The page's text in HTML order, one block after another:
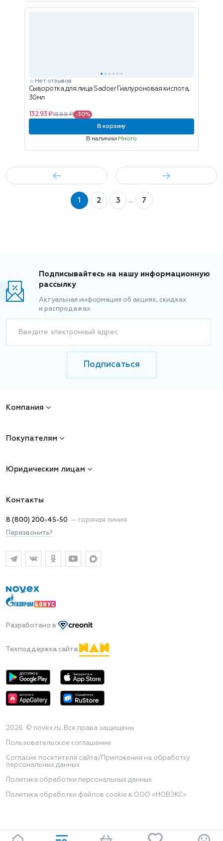
Нет отзывов
Сыворотка для лица Sadoer Гиалуроновая кислота,
30мл
132.93 ₽189.9 ₽ -30%
В корзину
В наличии Много
1 2 3 ... 7
Подписывайтесь на нашу информационную
рассылку
Актуальная информация об акциях, скидках
и распродажах.
Введите электронный адрес
Подписаться
Компания
Покупателям
Юридическим лицам
Контакты
8 (800) 200-45-50 — горячая линия
Перезвонить?
Разработано в
Техподдержка сайта
2026 © novex.ru. Все права защищены
Пользовательское соглашение
Согласие посетителя сайта/Приложения на обработку
персональных данных
Политика обработки персональных данных
Политика обработки файлов cookie в ООО «НОВЭКС»